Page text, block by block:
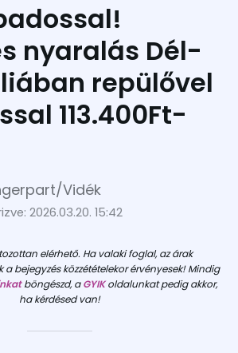
nyaralás Dél-
repülővel
113.400Ft-
/Vidék
2026.03.20. 15:42
elérhető. Ha valaki foglal, az árak
bejegyzés közzétételekor érvényesek! Mindig
böngészd, aGYIKoldalunkat pedig akkor,
ha kérdésed van!